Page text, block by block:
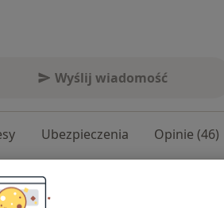
Wyślij wiadomość
Ubezpieczenia Opinie (46)